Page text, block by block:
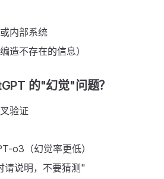
内部系统
造不存在的信息）
的"幻觉"问题？
验证
o3（幻觉率更低）
请说明，不要猜测"